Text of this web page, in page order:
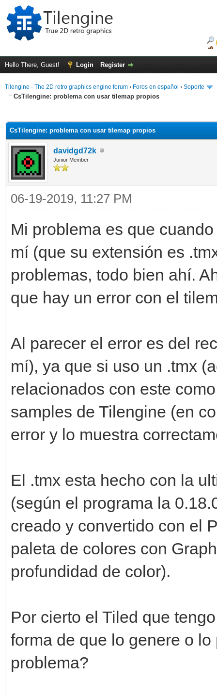
Hello There, Guest! Login Register
Tilengine - The 2D retro graphics engine forum › Foros en español › Soporte
CsTilengine: problema con usar tilemap propios
CsTilengine: problema con usar tilemap propios
davidgd72k
Junior Member
06-19-2019, 11:27 PM
Mi problema es que
mí (que su extensión es
problemas, todo bien ahí.
que hay un error con el
Al parecer el error es del
mí), ya que si uso un .tmx
relacionados con este
samples de Tilengine (en
error y lo muestra
El .tmx esta hecho con la
(según el programa la
creado y convertido con el
paleta de colores con
profundidad de color).
Por cierto el Tiled que
forma de que lo genere o
problema?